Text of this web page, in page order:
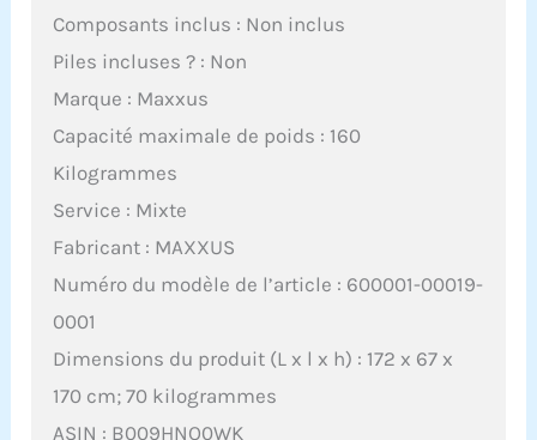
Composants inclus : Non inclus
Piles incluses ? : Non
Marque : Maxxus
Capacité maximale de poids : 160
Kilogrammes
Service : Mixte
Fabricant : MAXXUS
Numéro du modèle de l’article : 600001-00019-
0001
Dimensions du produit (L x l x h) : 172 x 67 x
170 cm; 70 kilogrammes
ASIN : B009HNO0WK